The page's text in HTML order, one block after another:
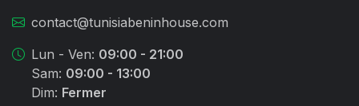
contact@tunisiabeninhouse.com
Lun - Ven: 09:00 - 21:00
Sam: 09:00 - 13:00
Dim: Fermer